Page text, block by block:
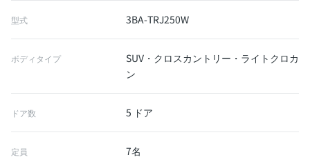
型式 3BA-TRJ250W
ボディタイプ
SUV・クロスカントリー・ライトクロカ
ン
ドア数 5 ドア
定員 7名